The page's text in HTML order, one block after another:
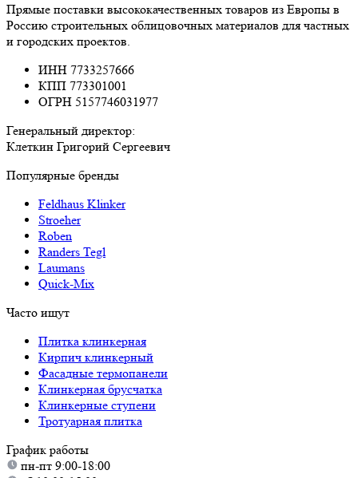
Прямые поставки высококачественных товаров из Европы в
Россию строительных облицовочных материалов для частных
и городских проектов.
ИНН 7733257666
КПП 773301001
ОГРН 5157746031977
Генеральный директор:
Клеткин Григорий Сергеевич
Популярные бренды
Feldhaus Klinker
Stroeher
Roben
Randers Tegl
Laumans
Quick-Mix
Часто ищут
Плитка клинкерная
Кирпич клинкерный
Фасадные термопанели
Клинкерная брусчатка
Клинкерные ступени
Тротуарная плитка
График работы
пн-пт 9:00-18:00